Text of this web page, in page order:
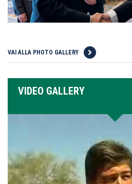
VAI ALLA PHOTO GALLERY
VIDEO GALLERY